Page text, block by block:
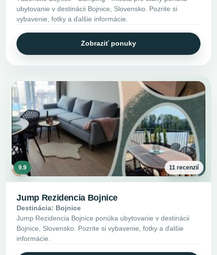
ubytovanie v destinácii Bojnice, Slovensko. Pozrite si
vybavenie, fotky a ďalšie informácie.
Zobraziť ponuky
9.9 11 recenzií
Jump Rezidencia Bojnice
Destinácia: Bojnice
Jump Rezidencia Bojnice ponúka ubytovanie v destinácii
Bojnice, Slovensko. Pozrite si vybavenie, fotky a ďalšie
informácie.